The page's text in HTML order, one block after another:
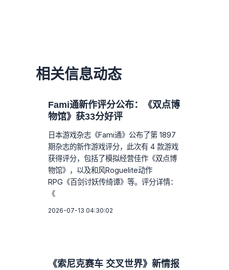
相关信息动态
Fami通新作评分公布：《双点博
物馆》获33分好评
日本游戏杂志《Fami通》公布了第 1897
期杂志的新作游戏评分，此次有 4 款游戏
获得评分，包括了模拟经营佳作《双点博
物馆》，以及和风Roguelite动作
RPG《百剑讨妖传绮谭》等。评分详情：
《
2026-07-13 04:30:02
《索尼克赛车 交叉世界》新情报